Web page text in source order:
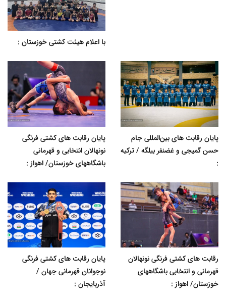
با اعلام هیئت کشتی خوزستان :
پایان رقابت های بین‌المللی جام
حسن گمیجی و غضنفر بیلگه / ترکیه
:
پایان رقابت های کشتی فرنگی
نونهالان انتخابی و قهرمانی
باشگاههای خوزستان/ اهواز :
رقابت های کشتی فرنگی نونهالان
قهرمانی و انتخابی باشگاههای
خوزستان/ اهواز :
پایان رقابت های کشتی فرنگی
نوجوانان قهرمانی جهان /
آذربایجان :